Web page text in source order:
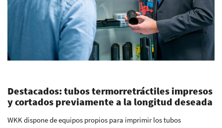
Destacados: tubos termorretráctiles impresos
y cortados previamente a la longitud deseada
WKK dispone de equipos propios para imprimir los tubos